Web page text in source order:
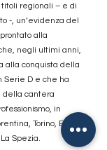
regionali – e di
-, un’evidenza del
alla
negli ultimi anni,
alla conquista della
Serie D e che ha
della cantera
in
Torino, Empoli,
Spezia.